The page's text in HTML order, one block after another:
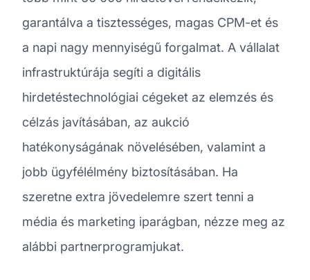
garantálva a tisztességes, magas CPM-et és
a napi nagy mennyiségű forgalmat. A vállalat
infrastruktúrája segíti a digitális
hirdetéstechnológiai cégeket az elemzés és
célzás javításában, az aukció
hatékonyságának növelésében, valamint a
jobb ügyfélélmény biztosításában. Ha
szeretne extra jövedelemre szert tenni a
média és marketing iparágban, nézze meg az
alábbi partnerprogramjukat.